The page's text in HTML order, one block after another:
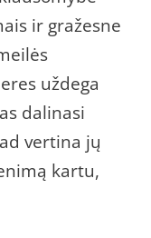
ir gražesne
uždega
dalinasi
vertina jų
kartu,